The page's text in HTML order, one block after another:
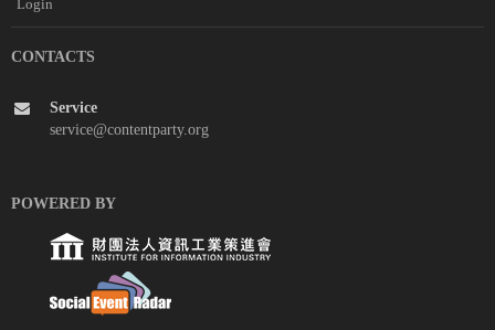
Login
CONTACTS
Service
service@contentparty.org
POWERED BY